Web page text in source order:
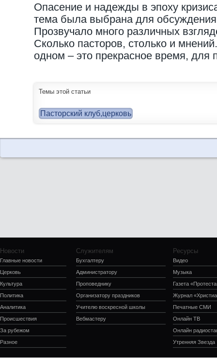
Опасение и надежды в эпоху
тема была выбрана для обсуждения
Прозвучало много различных
Сколько пасторов, столько и
одном – это прекрасное время, для
Темы этой статьи
Пасторский клуб,церковь
Новости
Главные новости
Церковь
Культура
Политика
Аналитика
Происшествия
За рубежом
Разное
Служителям
Бухгалтеру
Администратору
Проповеднику
Организатору праздников
Учителю воскресной школы
Вебмастеру
Ресурсы
Видео
Музыка
Газета
Журнал
Печатные СМИ
Онлайн ТВ
Онлайн
Утренняя Звезда